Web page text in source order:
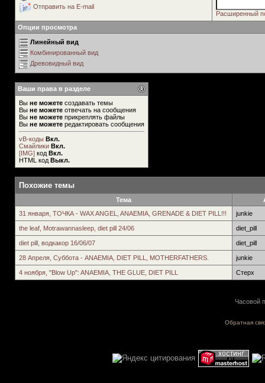
Отправить на E-mail
Расширенный
Опции просмотра
Линейный вид
Комбинированный вид
Древовидный вид
Ваши права в разделе
Вы не можете создавать темы
Вы не можете отвечать на сообщения
Вы не можете прикреплять файлы
Вы не можете редактировать сообщения
vB-коды Вкл.
Смайлики Вкл.
[IMG] код Вкл.
HTML код Выкл.
Похожие темы
Тема
31 января, ТОЧКА - WAX ANGEL, ANAEMIA, GRENADE & DIET PILL!!!
junkie
the leaf, Motrawannasleep, diet pill 24/06 diet_pill
diet pill, водкакор 16/06/07 diet_pill
28 Апреля, Суббота - ANAEMIA, DIET PILL, MOTHERFATHERS. junkie
4 ноября, "Blow Up": ANAEMIA, THE GLUE, DIET PILL Стерх
Часовой
Обратная